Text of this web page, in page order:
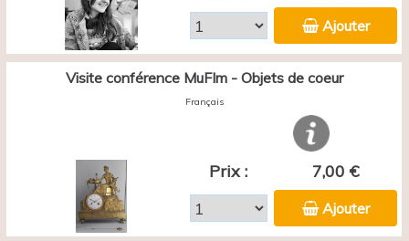
Ajouter
Visite conférence MuFIm - Objets de coeur
Français
Prix : 7,00 €
Ajouter